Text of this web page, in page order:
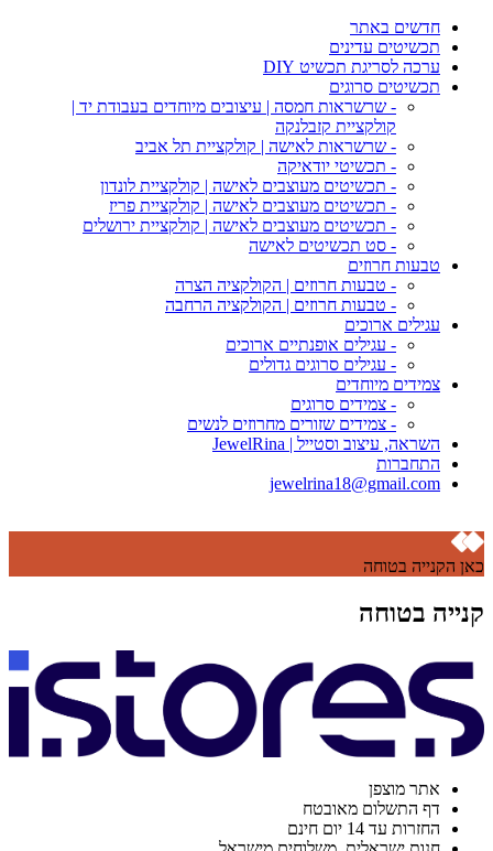
חדשים באתר
תכשיטים עדינים
ערכה לסריגת תכשיט DIY
תכשיטים סרוגים
- שרשראות חמסה | עיצובים מיוחדים בעבודת יד |
קולקציית קזבלנקה
- שרשראות לאישה | קולקציית תל אביב
- תכשיטי יודאיקה
- תכשיטים מעוצבים לאישה | קולקציית לונדון
- תכשיטים מעוצבים לאישה | קולקציית פריז
- תכשיטים מעוצבים לאישה | קולקציית ירושלים
- סט תכשיטים לאישה
טבעות חרוזים
- טבעות חרוזים | הקולקציה הצרה
- טבעות חרוזים | הקולקציה הרחבה
עגילים ארוכים
- עגילים אופנתיים ארוכים
- עגילים סרוגים גדולים
צמידים מיוחדים
- צמידים סרוגים
- צמידים שזורים מחרוזים לנשים
השראה, עיצוב וסטייל | JewelRina
התחברות
jewelrina18@gmail.com
כאן הקנייה בטוחה
קנייה בטוחה
אתר מוצפן
דף התשלום מאובטח
החזרות עד 14 יום חינם